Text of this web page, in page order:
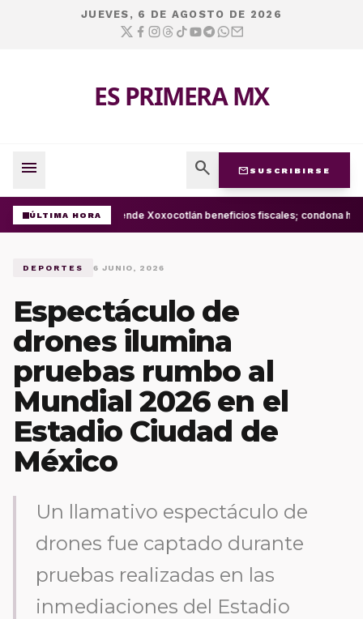
JUEVES, 6 DE AGOSTO DE 2026
ES PRIMERA MX
menu search mail SUSCRIBIRSE
ÚLTIMA HORAExtiende Xoxocotlán beneficios fiscales; condona
DEPORTES 6 JUNIO, 2026
Espectáculo de
drones ilumina
pruebas rumbo al
Mundial 2026 en el
Estadio Ciudad de
México
Un llamativo espectáculo de
drones fue captado durante
pruebas realizadas en las
inmediaciones del Estadio